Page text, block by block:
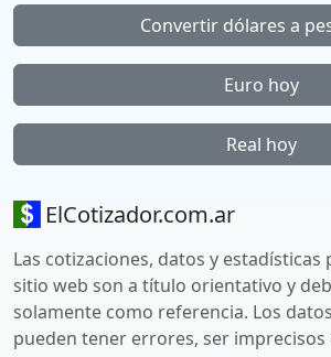
Convertir dólares a
Euro hoy
Real hoy
ElCotizador.com.ar
Las cotizaciones, datos y estadísticas
sitio web son a título orientativo y
solamente como referencia. Los
pueden tener errores, ser imprecisos